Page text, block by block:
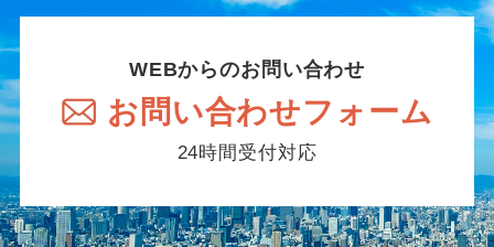
WEBからのお問い合わせ
お問い合わせフォーム
24時間受付対応